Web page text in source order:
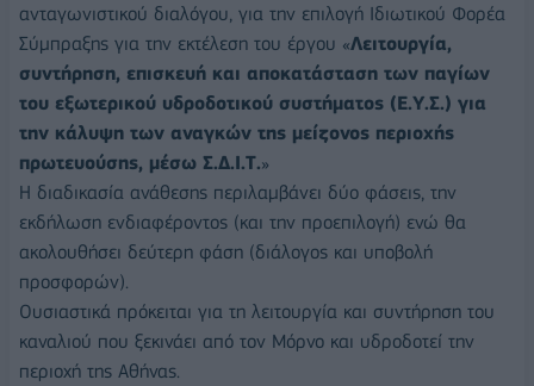
ανταγωνιστικού διαλόγου, για την επιλογή Ιδιωτικού Φορέα
Σύμπραξης για την εκτέλεση του έργου «Λειτουργία,
συντήρηση, επισκευή και αποκατάσταση των παγίων
του εξωτερικού υδροδοτικού συστήματος (Ε.Υ.Σ.) για
την κάλυψη των αναγκών της μείζονος περιοχής
πρωτευούσης, μέσω Σ.Δ.Ι.Τ.»
Η διαδικασία ανάθεσης περιλαμβάνει δύο φάσεις, την
εκδήλωση ενδιαφέροντος (και την προεπιλογή) ενώ θα
ακολουθήσει δεύτερη φάση (διάλογος και υποβολή
προσφορών).
Ουσιαστικά πρόκειται για τη λειτουργία και συντήρηση του
καναλιού που ξεκινάει από τον Μόρνο και υδροδοτεί την
περιοχή της Αθήνας.